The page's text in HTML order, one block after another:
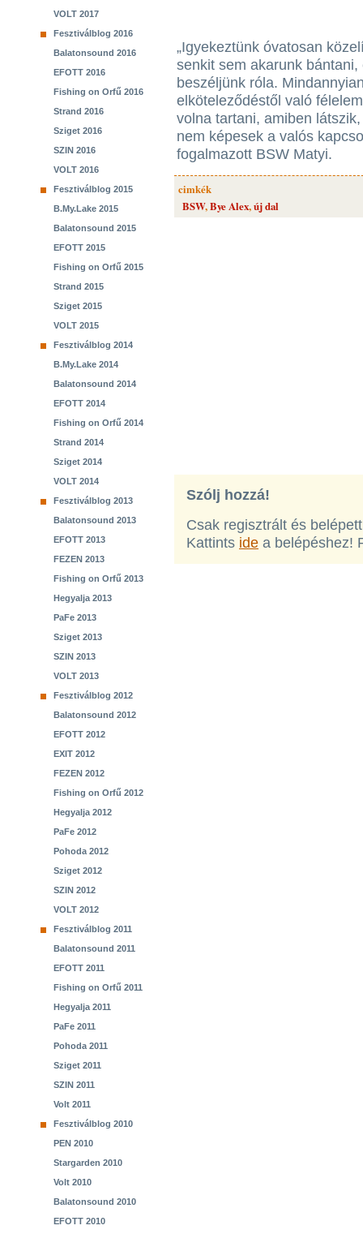
VOLT 2017
Fesztiválblog 2016
Balatonsound 2016
EFOTT 2016
Fishing on Orfű 2016
Strand 2016
Sziget 2016
SZIN 2016
VOLT 2016
Fesztiválblog 2015
B.My.Lake 2015
Balatonsound 2015
EFOTT 2015
Fishing on Orfű 2015
Strand 2015
Sziget 2015
VOLT 2015
Fesztiválblog 2014
B.My.Lake 2014
Balatonsound 2014
EFOTT 2014
Fishing on Orfű 2014
Strand 2014
Sziget 2014
VOLT 2014
Fesztiválblog 2013
Balatonsound 2013
EFOTT 2013
FEZEN 2013
Fishing on Orfű 2013
Hegyalja 2013
PaFe 2013
Sziget 2013
SZIN 2013
VOLT 2013
Fesztiválblog 2012
Balatonsound 2012
EFOTT 2012
EXIT 2012
FEZEN 2012
Fishing on Orfű 2012
Hegyalja 2012
PaFe 2012
Pohoda 2012
Sziget 2012
SZIN 2012
VOLT 2012
Fesztiválblog 2011
Balatonsound 2011
EFOTT 2011
Fishing on Orfű 2011
Hegyalja 2011
PaFe 2011
Pohoda 2011
Sziget 2011
SZIN 2011
Volt 2011
Fesztiválblog 2010
PEN 2010
Stargarden 2010
Volt 2010
Balatonsound 2010
EFOTT 2010
„Igyekeztünk óvatosan
senkit sem akarunk
beszéljünk róla.
elköteleződéstől való
volna tartani, amiben
nem képesek a valós
fogalmazott BSW Matyi.
cimkék
BSW,Bye Alex,új dal
Szólj hozzá!
Csak regisztrált és
Kattints ide a belépéshez!